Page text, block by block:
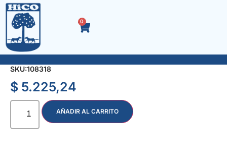
0
RASTRILLO CON ARCO 12 dts.
SKU:108318
$ 5.225,24
AÑADIR AL CARRITO